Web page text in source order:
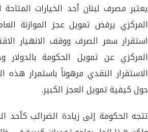
يعتبر مصرف لبنان أحد الخيارات
المركزي يرفض تمويل عجز الموازنة
استقرار سعر الصرف ووقف الانهيار
المركزي عن تمويل الحكومة
الاستقرار النقدي مرهوناً باستمرار
حول كيفية تمويل العجز الكبير.
تتجه الحكومة إلى زيادة الضرائب كأحد